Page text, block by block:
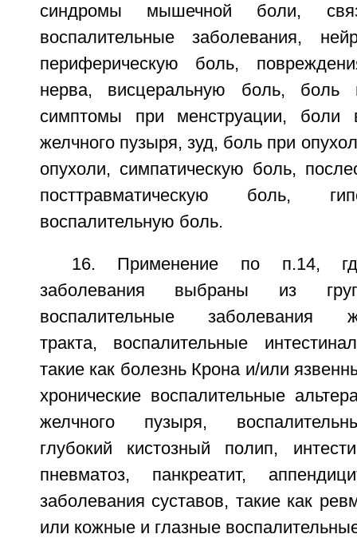
синдромы мышечной боли,
воспалительные заболевания,
периферическую боль,
нерва, висцеральную боль, боль
симптомы при менструации, боли
желчного пузыря, зуд, боль при
опухоли, симпатическую боль,
посттравматическую боль,
воспалительную боль.
16. Применение по п.14,
заболевания выбраны из
воспалительные заболевания
тракта, воспалительные
такие как болезнь Крона и/или
хронические воспалительные
желчного пузыря,
глубокий кистозный полип,
пневматоз, панкреатит,
заболевания суставов, такие как
или кожные и глазные